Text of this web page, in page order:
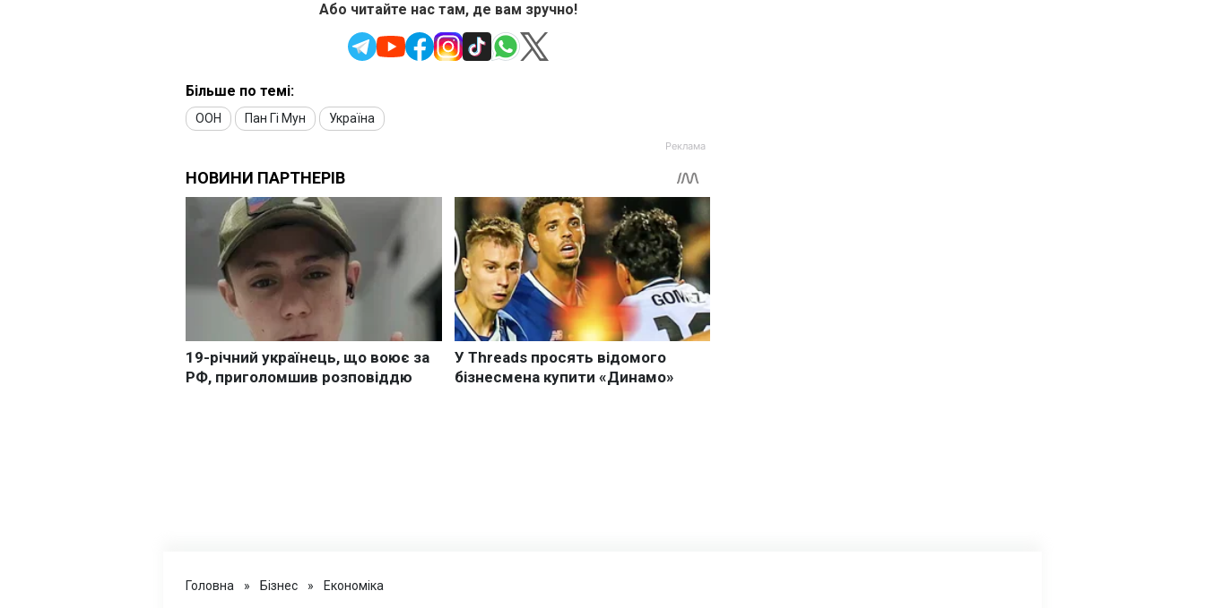
Або читайте нас там, де вам зручно!
Більше по темі:
ООН Пан Гі Мун Україна
Головна » Бізнес » Економіка